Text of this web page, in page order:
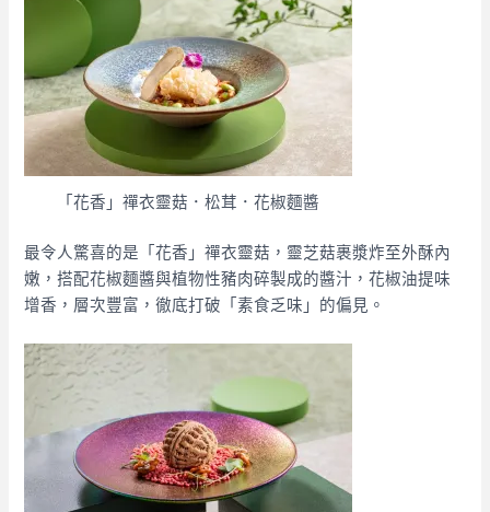
「花香」禪衣靈菇．松茸．花椒麵醬
最令人驚喜的是「花香」禪衣靈菇，靈芝菇裹漿炸至外酥內
嫩，搭配花椒麵醬與植物性豬肉碎製成的醬汁，花椒油提味
增香，層次豐富，徹底打破「素食乏味」的偏見。